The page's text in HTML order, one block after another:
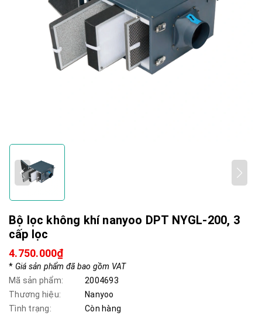
Bộ lọc không khí nanyoo DPT NYGL-200, 3
cấp lọc
4.750.000₫
* Giá sản phẩm đã bao gồm VAT
Mã sản phẩm:
2004693
Thương hiệu:
Nanyoo
Tình trạng:
Còn hàng